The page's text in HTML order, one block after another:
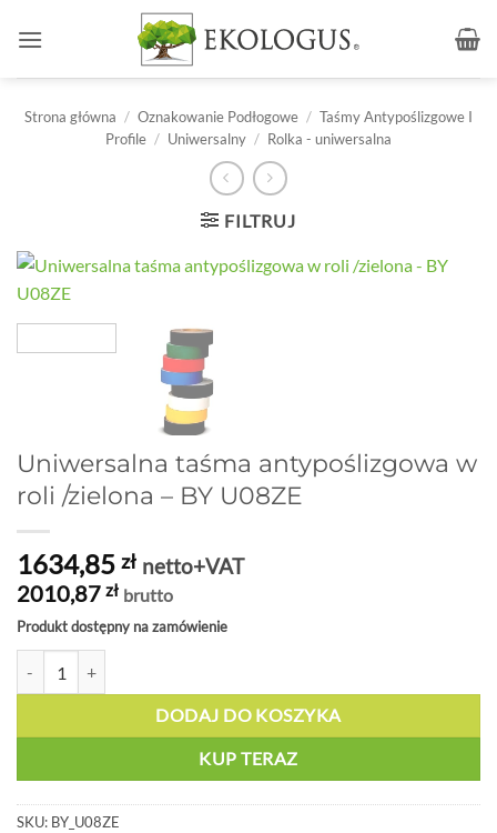
Strona główna / Oznakowanie Podłogowe / Taśmy Antypoślizgowe I
Profile / Uniwersalny / Rolka - uniwersalna
FILTRUJ
Uniwersalna taśma antypoślizgowa w
roli /zielona – BY U08ZE
1634,85 zł netto+VAT
2010,87 zł brutto
Produkt dostępny na zamówienie
DODAJ DO KOSZYKA
KUP TERAZ
SKU: BY_U08ZE